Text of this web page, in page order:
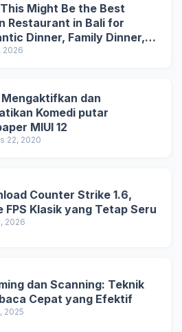
Might Be the Best
Restaurant in Bali for
Dinner, Family Dinner,
Lunch
2026
dan
Komedi putar
MIUI 12
22, 2020
Counter Strike 1.6,
FPS Klasik yang Tetap Seru
2026
dan Scanning: Teknik
Cepat yang Efektif
2025